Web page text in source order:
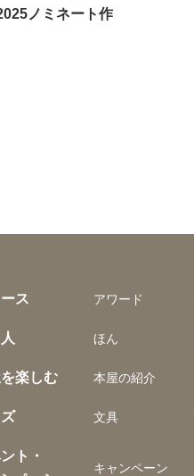
ノミネート作
ス アワード
ほん
楽しむ 本屋の紹介
文具
ト・
キャンペーン